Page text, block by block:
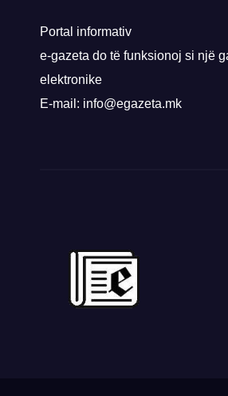
Portal informativ
e-gazeta do të funksionoj si një
elektronike
E-mail: info@egazeta.mk